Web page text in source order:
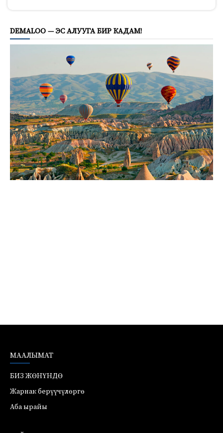
DEMALOO — ЭС АЛУУГА БИР КАДАМ!
МААЛЫМАТ
БИЗ ЖӨНҮНДӨ
Жарнак берүүчүлөргө
Аба ырайы